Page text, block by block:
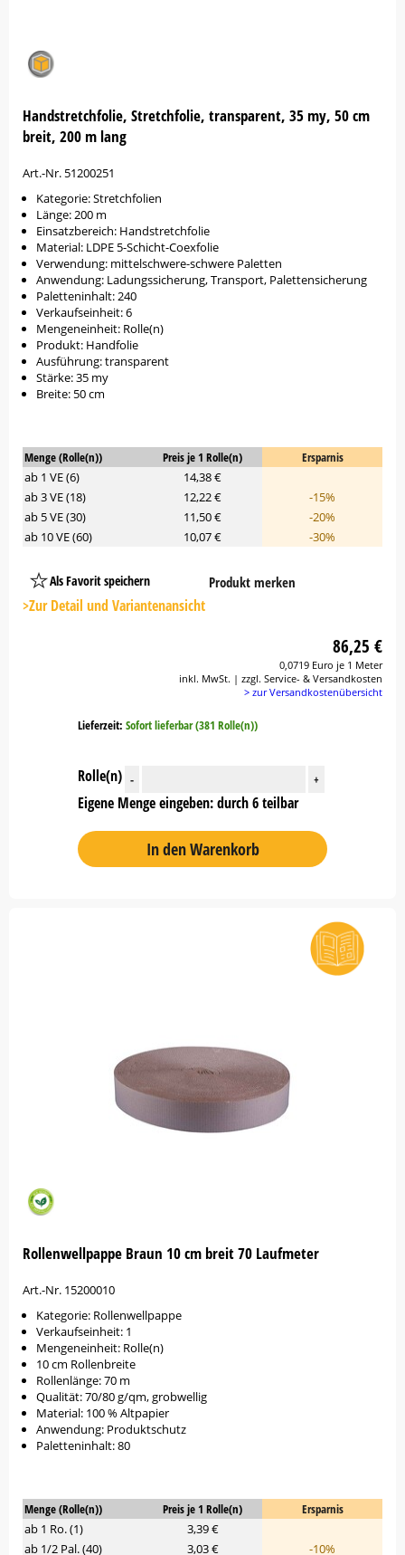
Handstretchfolie, Stretchfolie, transparent, 35 my, 50 cm
breit, 200 m lang
Art.-Nr. 51200251
Kategorie: Stretchfolien
Länge: 200 m
Einsatzbereich: Handstretchfolie
Material: LDPE 5-Schicht-Coexfolie
Verwendung: mittelschwere-schwere Paletten
Anwendung: Ladungssicherung, Transport, Palettensicherung
Paletteninhalt: 240
Verkaufseinheit: 6
Mengeneinheit: Rolle(n)
Produkt: Handfolie
Ausführung: transparent
Stärke: 35 my
Breite: 50 cm
Menge (Rolle(n)) Preis je 1 Rolle(n)
Ersparnis
ab 1 VE (6)
14,38 €
ab 3 VE (18)
12,22 €
-15%
ab 5 VE (30)
11,50 €
-20%
ab 10 VE (60)
10,07 € -30%
Als Favorit speichern
Platzhalter
Button
Produkt merken
>Zur Detail und Variantenansicht
86,25 €
0,0719 Euro je 1 Meter
inkl. MwSt. | zzgl. Service- & Versandkosten
> zur Versandkostenübersicht
Lieferzeit: Sofort lieferbar (381 Rolle(n))
Rolle(n) - +
Eigene Menge eingeben: durch 6 teilbar
In den Warenkorb
Rollenwellpappe Braun 10 cm breit 70 Laufmeter
Art.-Nr. 15200010
Kategorie: Rollenwellpappe
Verkaufseinheit: 1
Mengeneinheit: Rolle(n)
10 cm Rollenbreite
Rollenlänge: 70 m
Qualität: 70/80 g/qm, grobwellig
Material: 100 % Altpapier
Anwendung: Produktschutz
Paletteninhalt: 80
Menge (Rolle(n)) Preis je 1 Rolle(n)
Ersparnis
ab 1 Ro. (1)
3,39 €
ab 1/2 Pal. (40)
3,03 € -10%